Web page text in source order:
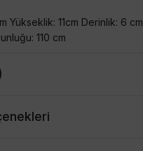
Yükseklik: 11cm Derinlik: 6 cm
110 cm